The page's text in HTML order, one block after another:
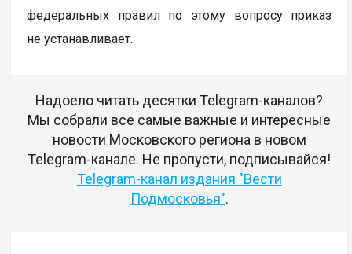
федеральных правил по этому вопросу приказ
не устанавливает.
Надоело читать десятки Telegram-каналов?
Мы собрали все самые важные и интересные
новости Московского региона в новом
Telegram-канале. Не пропусти, подписывайся!
Telegram-канал издания "Вести
Подмосковья".